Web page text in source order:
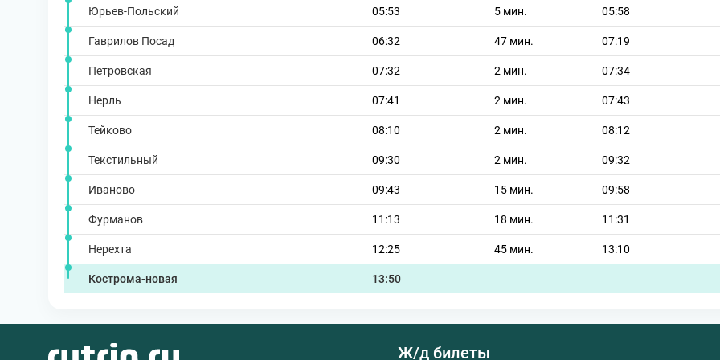
Юрьев-Польский 05:53 5 мин. 05:58
Гаврилов Посад 06:32 47 мин. 07:19
Петровская 07:32 2 мин. 07:34
Нерль 07:41 2 мин. 07:43
Тейково 08:10 2 мин. 08:12
Текстильный 09:30 2 мин. 09:32
Иваново 09:43 15 мин. 09:58
Фурманов 11:13 18 мин. 11:31
Нерехта 12:25 45 мин. 13:10
Кострома-новая 13:50
Ж/д билеты